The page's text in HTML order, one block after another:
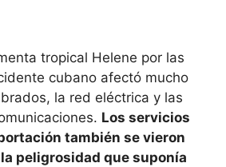
tropical Helene por las
cubano afectó mucho
la red eléctrica y las
Los servicios
también se vieron
peligrosidad que suponía